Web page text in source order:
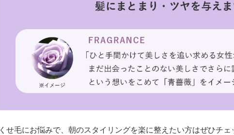
くせ毛にお悩みで、朝のスタイリングを楽に整えたい方はぜひチ